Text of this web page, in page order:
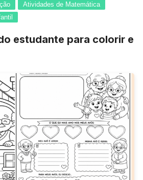
Atividades de Matemática
estudante para colorir e